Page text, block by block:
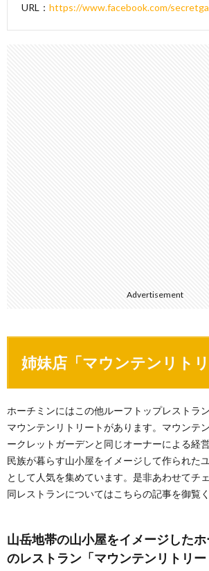
URL： https://www.facebook.com/
Advertisement
姉妹店「マウンテンリトリ
ホーチミンにはこの他ルーフトップレストラ
マウンテンリトリートがあります。マウンテ
ークレットガーデンと同じオーナーによる経
民族が暮らす山小屋をイメージして作られた
として人気を集めています。是非あわせてチ
同レストランについてはこちらの記事を御覧く
山岳地帯の山小屋をイメージした
のレストラン「マウンテンリトリ